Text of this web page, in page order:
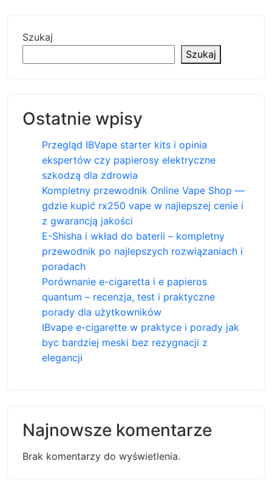
Szukaj
Szukaj
Ostatnie wpisy
Przegląd IBVape starter kits i opinia
ekspertów czy papierosy elektryczne
szkodzą dla zdrowia
Kompletny przewodnik Online Vape Shop —
gdzie kupić rx250 vape w najlepszej cenie i
z gwarancją jakości
E-Shisha i wkład do baterii – kompletny
przewodnik po najlepszych rozwiązaniach i
poradach
Porównanie e-cigaretta i e papieros
quantum – recenzja, test i praktyczne
porady dla użytkowników
IBvape e-cigarette w praktyce i porady jak
byc bardziej meski bez rezygnacji z
elegancji
Najnowsze komentarze
Brak komentarzy do wyświetlenia.